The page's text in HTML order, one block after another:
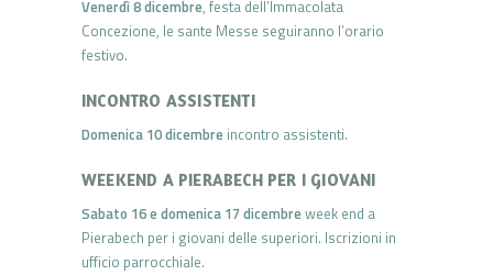
Venerdì 8 dicembre, festa dell’Immacolata
Concezione, le sante Messe seguiranno l’orario
festivo.
INCONTRO ASSISTENTI
Domenica 10 dicembre incontro assistenti.
WEEKEND A PIERABECH PER I GIOVANI
Sabato 16 e domenica 17 dicembreweek end a
Pierabech per i giovani delle superiori. Iscrizioni in
ufficio parrocchiale.